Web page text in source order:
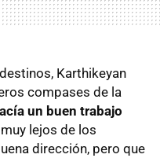
Karthikeyan
compases de la
un buen trabajo
lejos de los
dirección, pero que